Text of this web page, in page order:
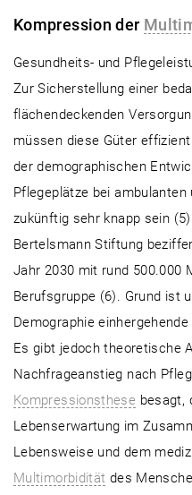
Kompression der
Gesundheits- und
Zur Sicherstellung einer
flächendeckenden
müssen diese Güter
der demographischen
Pflegeplätze bei
zukünftig sehr knapp sein
Bertelsmann Stiftung
Jahr 2030 mit rund 500.000
Berufsgruppe (6). Grund ist
Demographie
Es gibt jedoch theoretische
Nachfrageanstieg nach
Kompressionsthese besagt,
Lebenserwartung im
Lebensweise und dem
Multimorbidität des